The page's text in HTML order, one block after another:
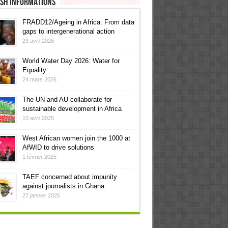
FRADD12/Ageing in Africa: From data
gaps to intergenerational action
29 avril 2026
World Water Day 2026: Water for
Equality
24 mars 2026
The UN and AU collaborate for
sustainable development in Africa
10 avril 2025
West African women join the 1000 at
AfWID to drive solutions
1 février 2025
TAEF concerned about impunity
against journalists in Ghana
27 janvier 2025